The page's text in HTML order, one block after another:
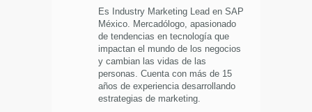
Es Industry Marketing Lead en SAP
México. Mercadólogo, apasionado
de tendencias en tecnología que
impactan el mundo de los negocios
y cambian las vidas de las
personas. Cuenta con más de 15
años de experiencia desarrollando
estrategias de marketing.